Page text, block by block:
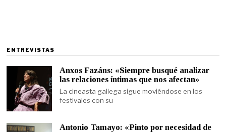
ENTREVISTAS
Anxos Fazáns: «Siempre busqué analizar
las relaciones íntimas que nos afectan»
La cineasta gallega sigue moviéndose en los
festivales con su
Antonio Tamayo: «Pinto por necesidad de